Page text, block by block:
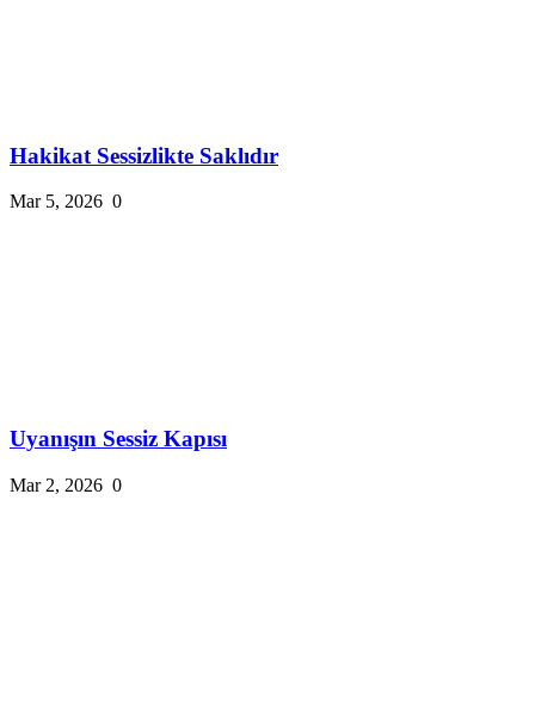
Hakikat Sessizlikte Saklıdır
Mar 5, 2026 0
Uyanışın Sessiz Kapısı
Mar 2, 2026 0